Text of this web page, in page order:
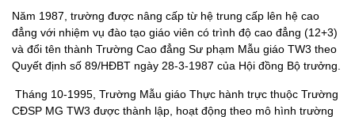
Năm 1987, trường được nâng cấp từ hệ trung cấp lên hệ cao
đẳng với nhiệm vụ đào tạo giáo viên có trình độ cao đẳng (12+3)
và đổi tên thành Trường Cao đẳng Sư phạm Mẫu giáo TW3 theo
Quyết định số 89/HĐBT ngày 28-3-1987 của Hội đồng Bộ trưởng.
Tháng 10-1995, Trường Mẫu giáo Thực hành trực thuộc Trường
CĐSP MG TW3 được thành lập, hoạt động theo mô hình trường